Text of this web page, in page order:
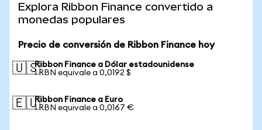
Explora Ribbon Finance convertido a
monedas populares
Precio de conversión de Ribbon Finance hoy
🇺🇸Ribbon Finance a Dólar estadounidense
1 RBN equivale a 0,0192 $
🇪🇺Ribbon Finance a Euro
1 RBN equivale a 0,0167 €